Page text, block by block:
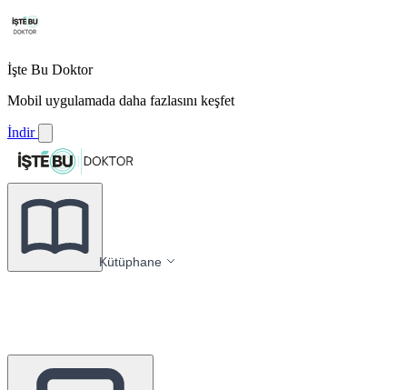
İşte Bu Doktor
Mobil uygulamada daha fazlasını keşfet
İndir
Kütüphane